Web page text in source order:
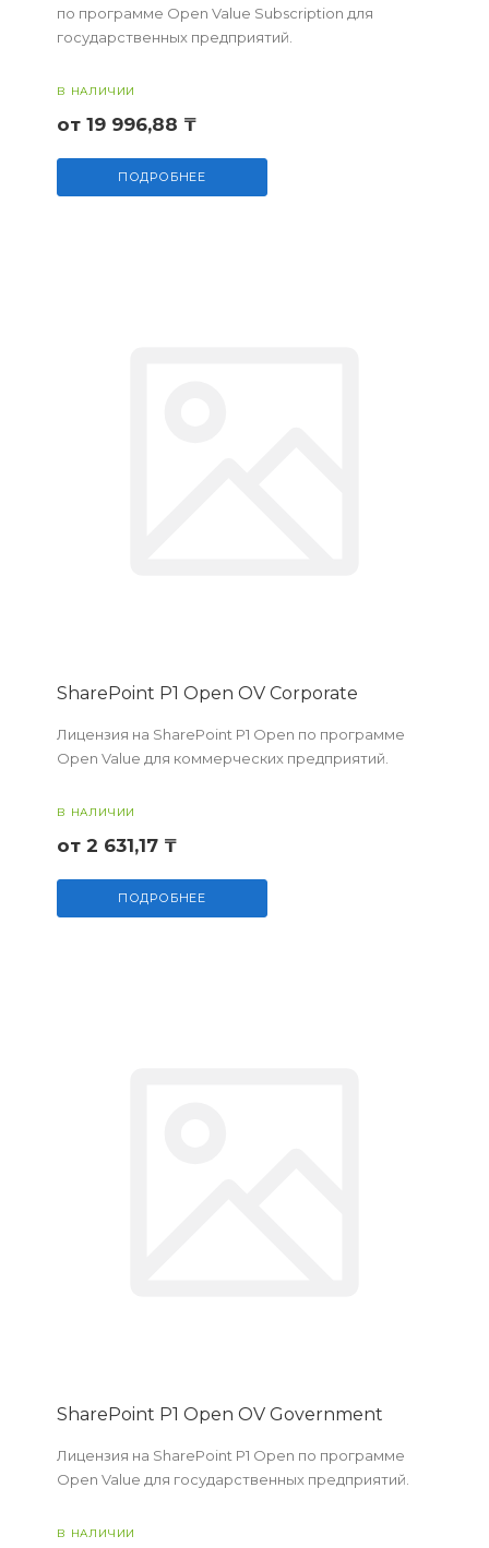
по программе Open Value Subscription для
государственных предприятий.
В НАЛИЧИИ
от 19 996,88 ₸
ПОДРОБНЕЕ
SharePoint P1 Open OV Corporate
Лицензия на SharePoint P1 Open по программе
Open Value для коммерческих предприятий.
В НАЛИЧИИ
от 2 631,17 ₸
ПОДРОБНЕЕ
SharePoint P1 Open OV Government
Лицензия на SharePoint P1 Open по программе
Open Value для государственных предприятий.
В НАЛИЧИИ